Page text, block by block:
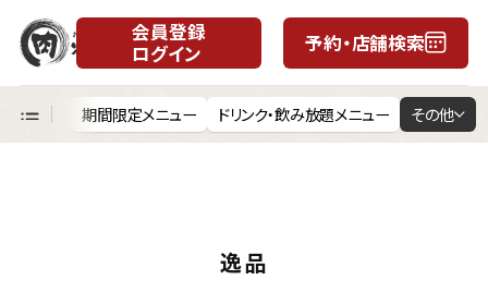
会員登録
ログイン
予約・店舗検索
月 日
五大名物 期間限定メニュー ドリンク・飲み放題メニュー その他
逸品